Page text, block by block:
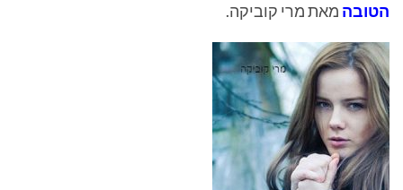
הטובה מאת מרי קוביקה.